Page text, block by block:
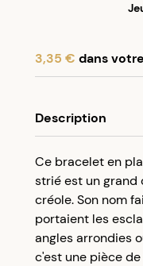
3,35 € dans
compte client et
votre cagnotte
Utilisez votre
prochaine
Description
Ce bracelet en
strié est un grand
créole. Son nom
portaient les
angles arrondies
c'est une pièce